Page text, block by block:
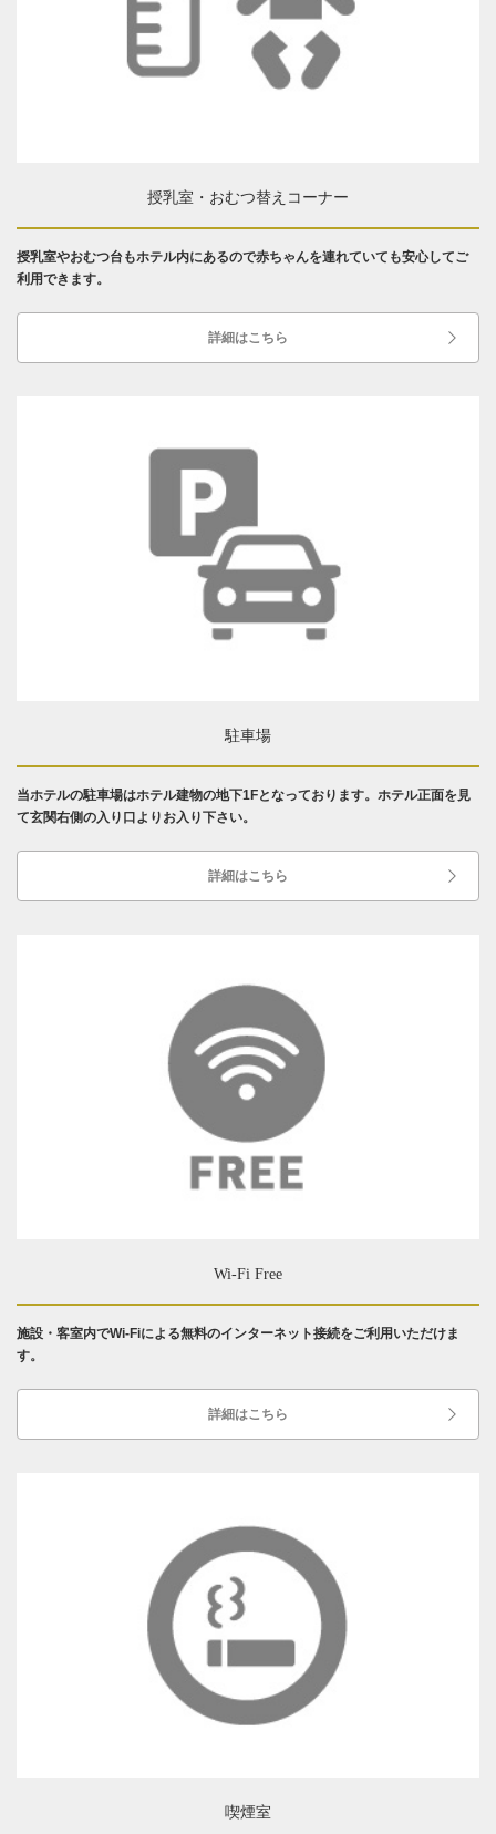
授乳室・おむつ替えコーナー
授乳室やおむつ台もホテル内にあるので赤ちゃんを連れていても安心してご
利用できます。
詳細はこちら
駐車場
当ホテルの駐車場はホテル建物の地下1Fとなっております。ホテル正面を見
て玄関右側の入り口よりお入り下さい。
詳細はこちら
Wi-Fi Free
施設・客室内でWi-Fiによる無料のインターネット接続をご利用いただけま
す。
詳細はこちら
喫煙室